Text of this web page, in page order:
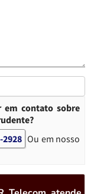
em contato sobre
2928 Ou em nosso